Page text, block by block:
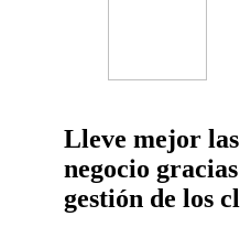
Lleve mejor
negocio
gestión de los